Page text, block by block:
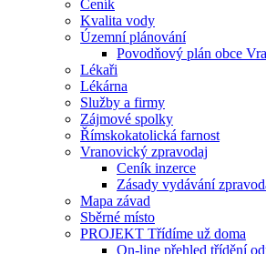
Ceník
Kvalita vody
Územní plánování
Povodňový plán obce
Lékaři
Lékárna
Služby a firmy
Zájmové spolky
Římskokatolická farnost
Vranovický zpravodaj
Ceník inzerce
Zásady vydávání
Mapa závad
Sběrné místo
PROJEKT Třídíme už doma
On-line přehled třídění